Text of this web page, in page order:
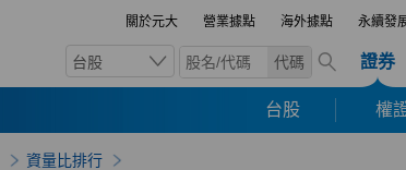
關於元大 營業據點 海外據點 永續發
台股 代碼 證券
台股 權
資量比排行